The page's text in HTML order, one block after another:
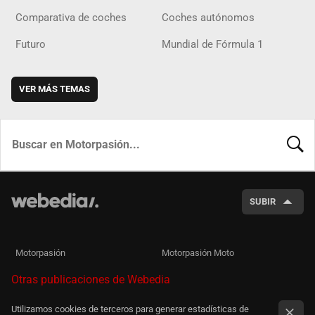
Comparativa de coches Coches autónomos
Futuro Mundial de Fórmula 1
VER MÁS TEMAS
SUBIR
Motorpasión Motorpasión Moto
Otras publicaciones de Webedia
Utilizamos cookies de terceros para generar estadísticas de